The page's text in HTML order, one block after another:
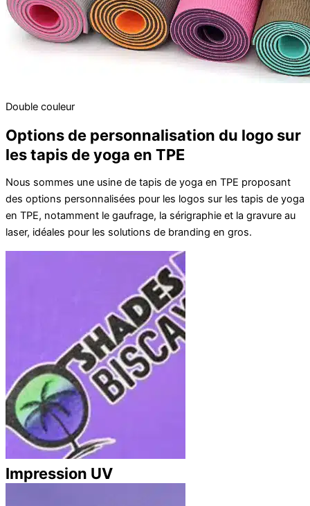
Double couleur
Options de personnalisation du logo sur
les tapis de yoga en TPE
Nous sommes une usine de tapis de yoga en TPE proposant
des options personnalisées pour les logos sur les tapis de yoga
en TPE, notamment le gaufrage, la sérigraphie et la gravure au
laser, idéales pour les solutions de branding en gros.
Impression UV